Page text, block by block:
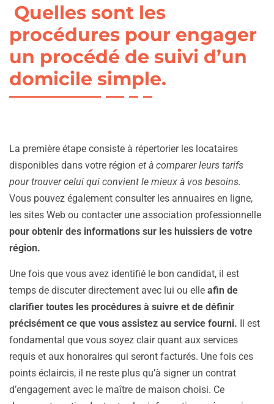
Quelles sont les
procédures pour engager
un procédé de suivi d’un
domicile simple.
La première étape consiste à répertorier les locataires
disponibles dans votre région et à comparer leurs tarifs
pour trouver celui qui convient le mieux à vos besoins.
Vous pouvez également consulter les annuaires en ligne,
les sites Web ou contacter une association professionnelle
pour obtenir des informations sur les huissiers de votre
région.
Une fois que vous avez identifié le bon candidat, il est
temps de discuter directement avec lui ou elle afin de
clarifier toutes les procédures à suivre et de définir
précisément ce que vous assistez au service fourni. Il est
fondamental que vous soyez clair quant aux services
requis et aux honoraires qui seront facturés. Une fois ces
points éclaircis, il ne reste plus qu’à signer un contrat
d’engagement avec le maître de maison choisi. Ce